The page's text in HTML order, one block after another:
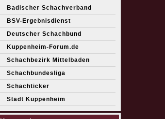
Badischer Schachverband
BSV-Ergebnisdienst
Deutscher Schachbund
Kuppenheim-Forum.de
Schachbezirk Mittelbaden
Schachbundesliga
Schachticker
Stadt Kuppenheim